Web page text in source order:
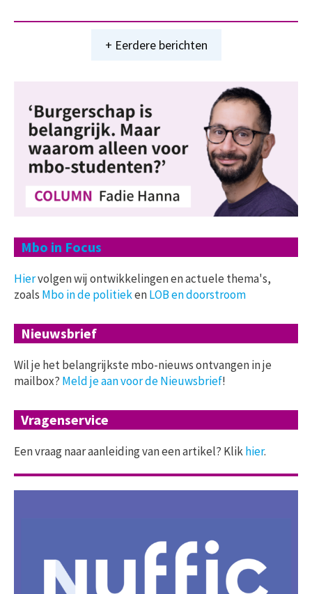
+ Eerdere berichten
Mbo in Focus
Hiervolgen wij ontwikkelingen en actuele thema's,
zoals Mbo in de politiekenLOB en doorstroom
Nieuwsbrief
Wil je het belangrijkste mbo-nieuws ontvangen in je
mailbox? Meld je aan voor de Nieuwsbrief!
Vragenservice
Een vraag naar aanleiding van een artikel? Klikhier.